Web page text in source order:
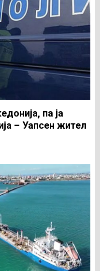
па ја
– Уапсен жител